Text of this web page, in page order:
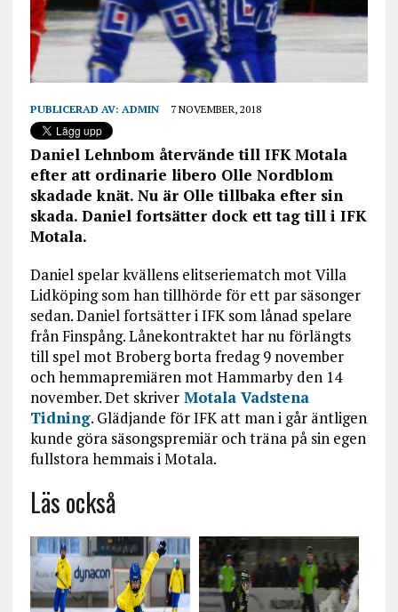
PUBLICERAD AV: ADMIN 7 NOVEMBER, 2018
Daniel Lehnbom återvände till IFK Motala
efter att ordinarie libero Olle Nordblom
skadade knät. Nu är Olle tillbaka efter sin
skada. Daniel fortsätter dock ett tag till i IFK
Motala.
Daniel spelar kvällens elitseriematch mot Villa
Lidköping som han tillhörde för ett par säsonger
sedan. Daniel fortsätter i IFK som lånad spelare
från Finspång. Lånekontraktet har nu förlängts
till spel mot Broberg borta fredag 9 november
och hemmapremiären mot Hammarby den 14
november. Det skriverMotala Vadstena
Tidning. Glädjande för IFK att man i går äntligen
kunde göra säsongspremiär och träna på sin egen
fullstora hemmais i Motala.
Läs också